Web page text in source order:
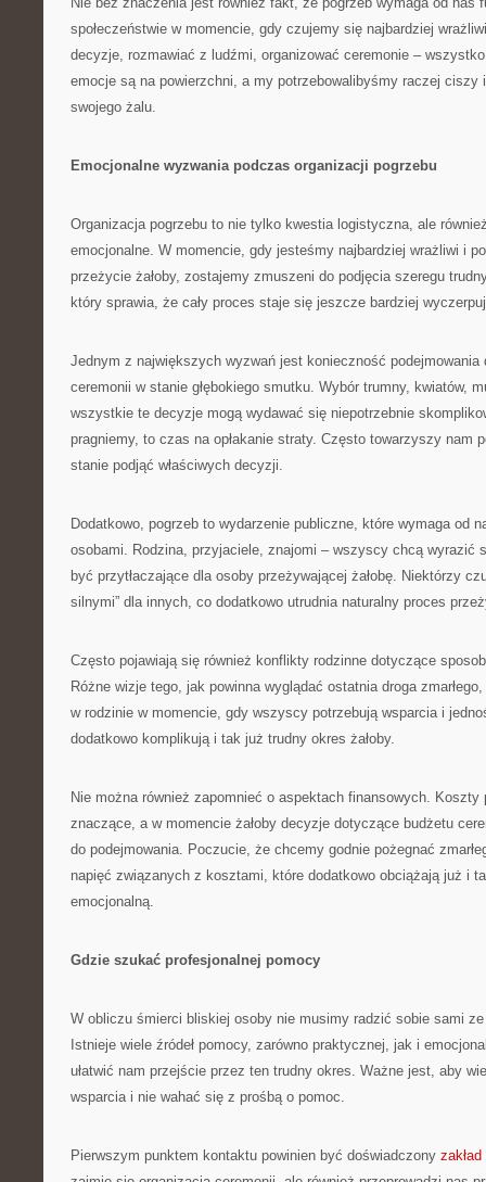
społeczeństwie w momencie, gdy czujemy się najbardziej
decyzje, rozmawiać z ludźmi, organizować ceremonie –
emocje są na powierzchni, a my potrzebowalibyśmy raczej ciszy
swojego żalu.
Emocjonalne wyzwania podczas organizacji pogrzebu
Organizacja pogrzebu to nie tylko kwestia logistyczna, ale
emocjonalne. W momencie, gdy jesteśmy najbardziej wrażliwi i
przeżycie żałoby, zostajemy zmuszeni do podjęcia szeregu
który sprawia, że cały proces staje się jeszcze bardziej
Jednym z największych wyzwań jest konieczność
ceremonii w stanie głębokiego smutku. Wybór trumny, kwiatów,
wszystkie te decyzje mogą wydawać się niepotrzebnie
pragniemy, to czas na opłakanie straty. Często towarzyszy nam
stanie podjąć właściwych decyzji.
Dodatkowo, pogrzeb to wydarzenie publiczne, które wymaga od
osobami. Rodzina, przyjaciele, znajomi – wszyscy chcą wyrazić
być przytłaczające dla osoby przeżywającej żałobę. Niektórzy
silnymi” dla innych, co dodatkowo utrudnia naturalny proces
Często pojawiają się również konflikty rodzinne dotyczące
Różne wizje tego, jak powinna wyglądać ostatnia droga
w rodzinie w momencie, gdy wszyscy potrzebują wsparcia i
dodatkowo komplikują i tak już trudny okres żałoby.
Nie można również zapomnieć o aspektach finansowych. Koszty
znaczące, a w momencie żałoby decyzje dotyczące budżetu
do podejmowania. Poczucie, że chcemy godnie pożegnać
napięć związanych z kosztami, które dodatkowo obciążają już i
emocjonalną.
Gdzie szukać profesjonalnej pomocy
W obliczu śmierci bliskiej osoby nie musimy radzić sobie sami
Istnieje wiele źródeł pomocy, zarówno praktycznej, jak i
ułatwić nam przejście przez ten trudny okres. Ważne jest, aby
wsparcia i nie wahać się z prośbą o pomoc.
Pierwszym punktem kontaktu powinien być doświadczony